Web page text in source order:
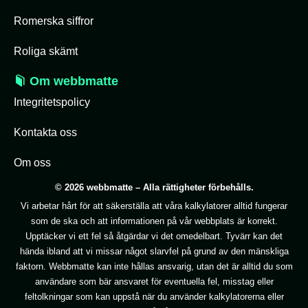
Romerska siffror
Roliga skämt
Om webbmatte
Integritetspolicy
Kontakta oss
Om oss
© 2026 webbmatte – Alla rättigheter förbehålls.
Vi arbetar hårt för att säkerställa att våra kalkylatorer alltid fungerar
som de ska och att informationen på vår webbplats är korrekt.
Upptäcker vi ett fel så åtgärdar vi det omedelbart. Tyvärr kan det
hända ibland att vi missar något slarvfel på grund av den mänskliga
faktorn. Webbmatte kan inte hållas ansvarig, utan det är alltid du som
användare som bär ansvaret för eventuella fel, misstag eller
feltolkningar som kan uppstå när du använder kalkylatorerna eller